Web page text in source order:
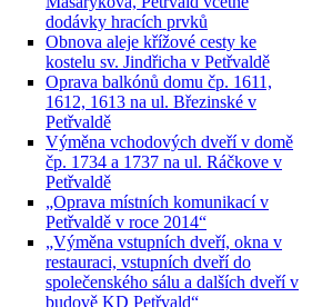
dodávky hracích prvků
Obnova aleje křížové cesty ke
kostelu sv. Jindřicha v Petřvaldě
Oprava balkónů domu čp. 1611,
1612, 1613 na ul. Březinské v
Petřvaldě
Výměna vchodových dveří v domě
čp. 1734 a 1737 na ul. Ráčkove v
Petřvaldě
„Oprava místních komunikací v
Petřvaldě v roce 2014“
„Výměna vstupních dveří, okna v
restauraci, vstupních dveří do
společenského sálu a dalších dveří v
budově KD Petřvald“